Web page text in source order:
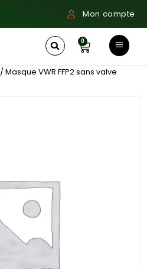
Mon compte
0
/ Masque VWR FFP2 sans valve